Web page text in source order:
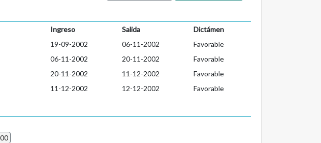
Ingreso Salida
Dictámen
19-09-2002 06-11-2002
Favorable
06-11-2002 20-11-2002
Favorable
20-11-2002 11-12-2002
Favorable
11-12-2002 12-12-2002 Favorable